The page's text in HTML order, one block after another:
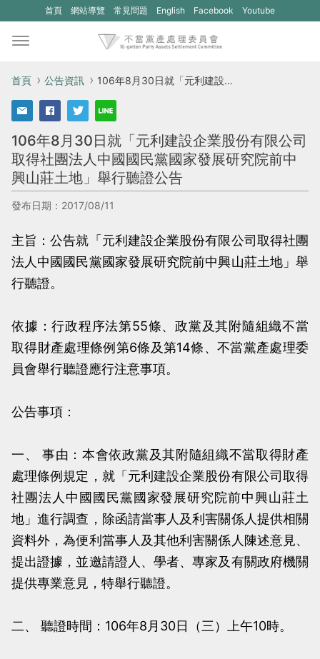
首頁 網站導覽 常見問題 English
(另
視
開
啟
的
網
當
黨
員
會
Facebook
(另
開
啟
的
網
當
黨
員
會
Youtube
首頁 公告資訊 106年8月30日就「元利建設企業股份有限公司取得社團法人中國國民黨國家發展研究院前中興山莊土地」舉行聽證公告
106年8月30日就「元利建設企業股份有限公司
取得社團法人中國國民黨國家發展研究院前中
興山莊土地」舉行聽證公告
發布日期：2017/08/11
主旨：公告就「元利建設企業股份有限公司取得社團
法人中國國民黨國家發展研究院前中興山莊土地」舉
行聽證。
依據：行政程序法第55條、政黨及其附隨組織不當
取得財產處理條例第6條及第14條、不當黨產處理委
員會舉行聽證應行注意事項。
公告事項：
一、 事由：本會依政黨及其附隨組織不當取得財產
處理條例規定，就「元利建設企業股份有限公司取得
社團法人中國國民黨國家發展研究院前中興山莊土
地」進行調查，除函請當事人及利害關係人提供相關
資料外，為便利當事人及其他利害關係人陳述意見、
提出證據，並邀請證人、學者、專家及有關政府機關
提供專業意見，特舉行聽證。
二、 聽證時間：106年8月30日（三）上午10時。